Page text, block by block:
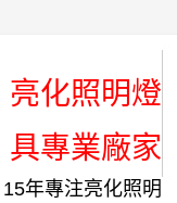
亮化照明燈
具專業廠家
15年專注亮化照明